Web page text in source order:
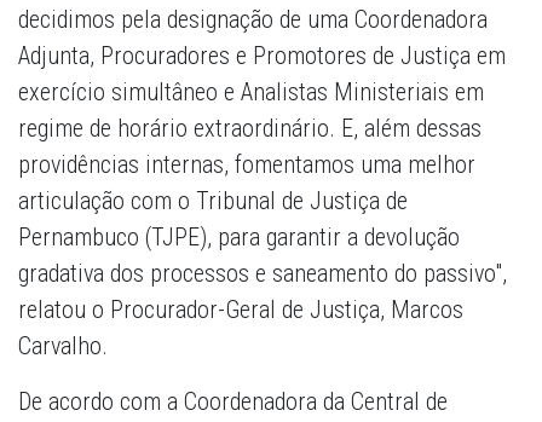
decidimos pela designação de uma Coordenadora
Adjunta, Procuradores e Promotores de Justiça em
exercício simultâneo e Analistas Ministeriais em
regime de horário extraordinário. E, além dessas
providências internas, fomentamos uma melhor
articulação com o Tribunal de Justiça de
Pernambuco (TJPE), para garantir a devolução
gradativa dos processos e saneamento do passivo",
relatou o Procurador-Geral de Justiça, Marcos
Carvalho.
De acordo com a Coordenadora da Central de